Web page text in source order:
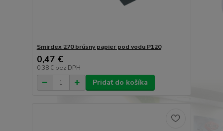
Smirdex 270 brúsny papier pod vodu P120
0,47 €
0,38 € bez DPH
Pridať do košíka